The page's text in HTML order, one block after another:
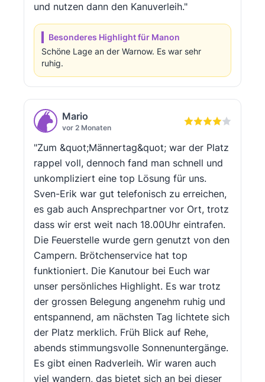
und nutzen dann den Kanuverleih."
Besonderes Highlight für Manon
Schöne Lage an der Warnow. Es war sehr
ruhig.
Mario
vor 2 Monaten
"Zum &quot;Männertag&quot; war der Platz
rappel voll, dennoch fand man schnell und
unkompliziert eine top Lösung für uns.
Sven-Erik war gut telefonisch zu erreichen,
es gab auch Ansprechpartner vor Ort, trotz
dass wir erst weit nach 18.00Uhr eintrafen.
Die Feuerstelle wurde gern genutzt von den
Campern. Brötchenservice hat top
funktioniert. Die Kanutour bei Euch war
unser persönliches Highlight. Es war trotz
der grossen Belegung angenehm ruhig und
entspannend, am nächsten Tag lichtete sich
der Platz merklich. Früh Blick auf Rehe,
abends stimmungsvolle Sonnenuntergänge.
Es gibt einen Radverleih. Wir waren auch
viel wandern, das bietet sich an bei dieser